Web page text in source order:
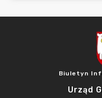
Biuletyn
Urząd